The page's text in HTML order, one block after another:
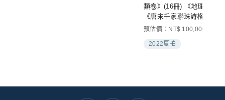
類卷》(16冊) 《地理辨正
《唐宋千家聯珠詩格》(3冊)
預估價：NT$ 100,000-
2022夏拍